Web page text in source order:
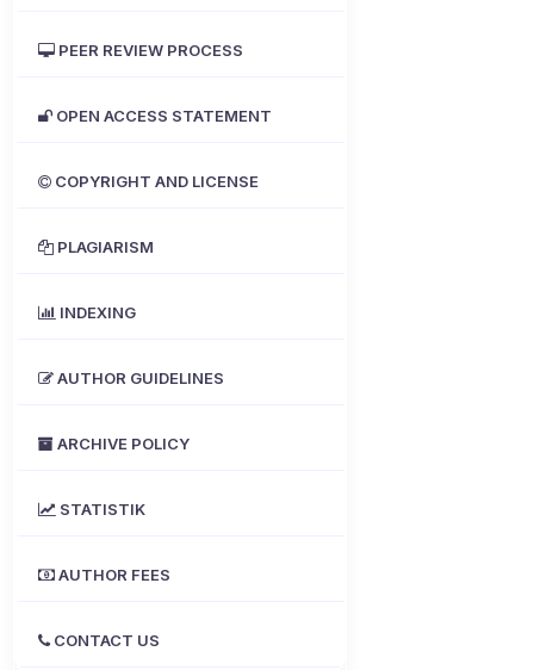
PEER REVIEW PROCESS
OPEN ACCESS STATEMENT
COPYRIGHT AND LICENSE
PLAGIARISM
INDEXING
AUTHOR GUIDELINES
ARCHIVE POLICY
STATISTIK
AUTHOR FEES
CONTACT US